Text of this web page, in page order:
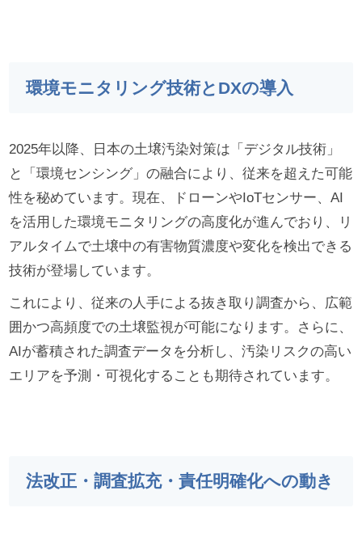
環境モニタリング技術とDXの導入
2025年以降、日本の土壌汚染対策は「デジタル技術」
と「環境センシング」の融合により、従来を超えた可能
性を秘めています。現在、ドローンやIoTセンサー、AI
を活用した環境モニタリングの高度化が進んでおり、リ
アルタイムで土壌中の有害物質濃度や変化を検出できる
技術が登場しています。
これにより、従来の人手による抜き取り調査から、広範
囲かつ高頻度での土壌監視が可能になります。さらに、
AIが蓄積された調査データを分析し、汚染リスクの高い
エリアを予測・可視化することも期待されています。
法改正・調査拡充・責任明確化への動き